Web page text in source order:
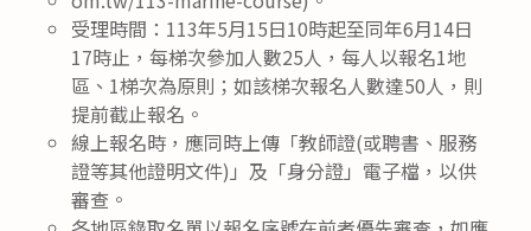
受理時間：113年5月15日10時起至同年6月14日
17時止，每梯次參加人數25人，每人以報名1地
區、1梯次為原則；如該梯次報名人數達50人，則
提前截止報名。
線上報名時，應同時上傳「教師證(或聘書、服務
證等其他證明文件)」及「身分證」電子檔，以供
審查。